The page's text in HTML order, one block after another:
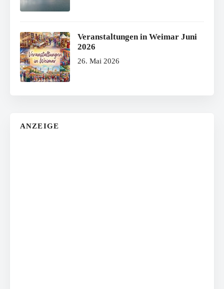
Veranstaltungen in Weimar Juni
2026
26. Mai 2026
ANZEIGE